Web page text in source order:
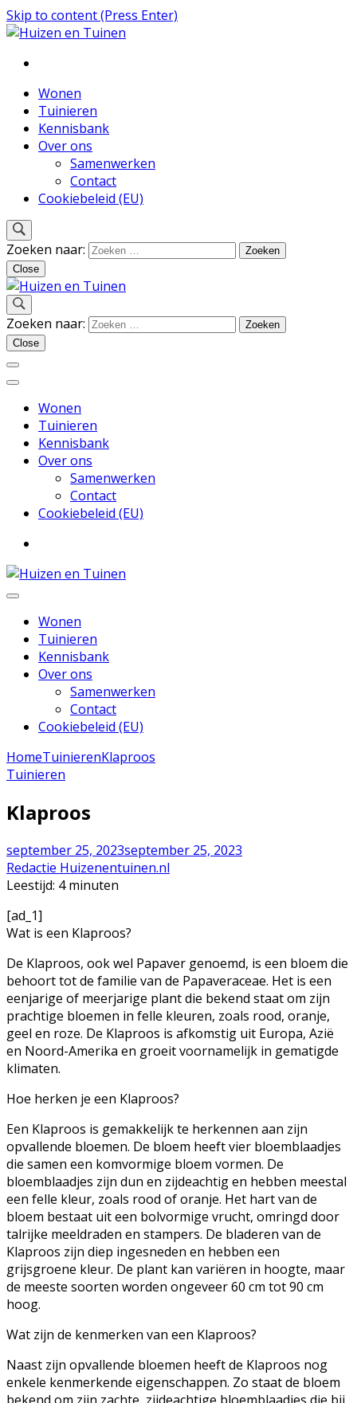
Skip to content (Press Enter)
Huizen en Tuinen
Inspiratie voor wonen en tuinieren
Wonen
Tuinieren
Kennisbank
Over ons
Samenwerken
Contact
Cookiebeleid (EU)
Zoeken naar:
Close
Huizen en Tuinen
Inspiratie voor wonen en tuinieren
Zoeken naar:
Close
Wonen
Tuinieren
Kennisbank
Over ons
Samenwerken
Contact
Cookiebeleid (EU)
Huizen en Tuinen
Inspiratie voor wonen en tuinieren
Wonen
Tuinieren
Kennisbank
Over ons
Samenwerken
Contact
Cookiebeleid (EU)
HomeTuinierenKlaproos
Tuinieren
Klaproos
september 25, 2023september 25, 2023
Redactie Huizenentuinen.nl
Leestijd: 4 minuten
[ad_1]
Wat is een Klaproos?
De Klaproos, ook wel Papaver genoemd, is een bloem die
behoort tot de familie van de Papaveraceae. Het is een
eenjarige of meerjarige plant die bekend staat om zijn
prachtige bloemen in felle kleuren, zoals rood, oranje,
geel en roze. De Klaproos is afkomstig uit Europa, Azië
en Noord-Amerika en groeit voornamelijk in gematigde
klimaten.
Hoe herken je een Klaproos?
Een Klaproos is gemakkelijk te herkennen aan zijn
opvallende bloemen. De bloem heeft vier bloemblaadjes
die samen een komvormige bloem vormen. De
bloemblaadjes zijn dun en zijdeachtig en hebben meestal
een felle kleur, zoals rood of oranje. Het hart van de
bloem bestaat uit een bolvormige vrucht, omringd door
talrijke meeldraden en stampers. De bladeren van de
Klaproos zijn diep ingesneden en hebben een
grijsgroene kleur. De plant kan variëren in hoogte, maar
de meeste soorten worden ongeveer 60 cm tot 90 cm
hoog.
Wat zijn de kenmerken van een Klaproos?
Naast zijn opvallende bloemen heeft de Klaproos nog
enkele kenmerkende eigenschappen. Zo staat de bloem